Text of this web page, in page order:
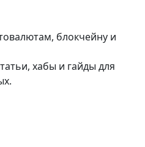
блокчейну и
хабы и гайды для